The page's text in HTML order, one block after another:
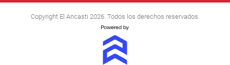
Copyright El Ancasti 2026. Todos los derechos reservados.